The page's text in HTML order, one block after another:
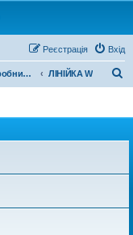
Вхід
Реєстрація
Зняті з виробництва ЛІНІЙКА W